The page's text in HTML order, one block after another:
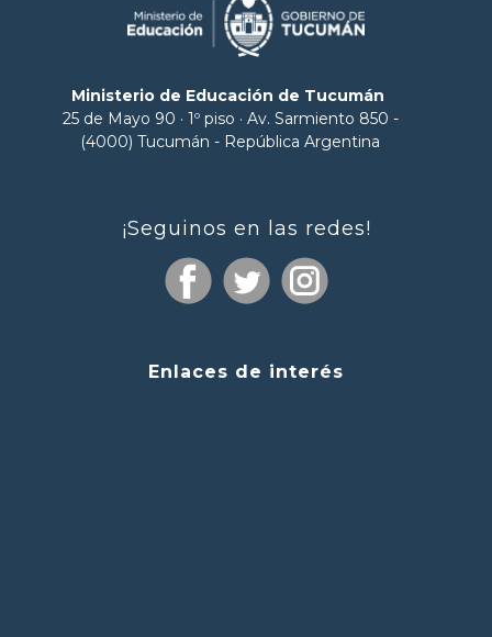
Ministerio de Educación de Tucumán
25 de Mayo 90 · 1º piso · Av. Sarmiento 850 -
(4000) Tucumán - República Argentina
¡Seguinos en las redes!
Enlaces de interés